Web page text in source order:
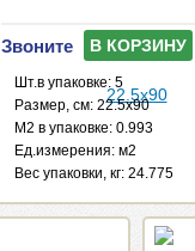
Звоните В КОРЗИНУ
Шт.в упаковке: 5
Размер, см: 22.5x90
М2 в упаковке: 0.993
Ед.измерения: м2
Веc упаковки, кг: 24.775